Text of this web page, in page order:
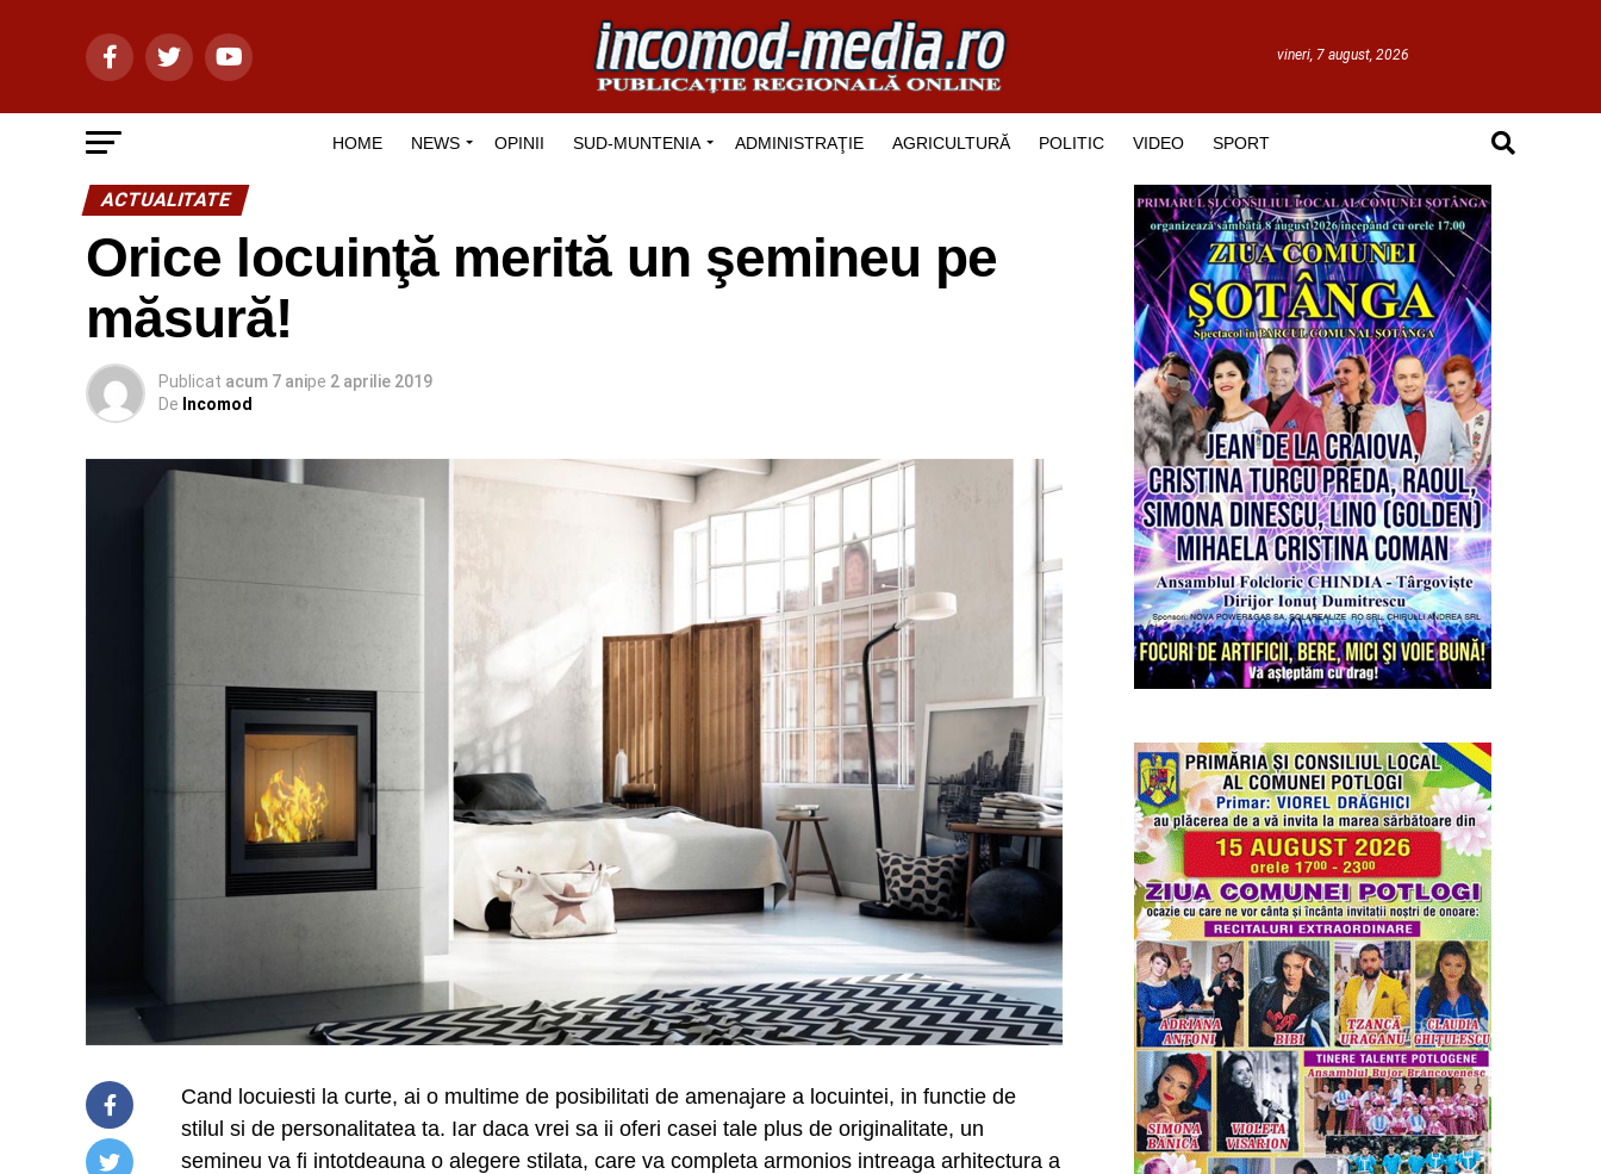
vineri, 7 august, 2026
HOME NEWS OPINII SUD-MUNTENIA ADMINISTRAŢIE AGRICULTURĂ POLITIC VIDEO SPORT
ACTUALITATE
Orice locuinţă merită un şemineu pe
măsură!
Publicat acum 7 anipe 2 aprilie 2019
De Incomod
Cand locuiesti la curte, ai o multime de posibilitati de amenajare a locuintei, in functie de
stilul si de personalitatea ta. Iar daca vrei sa ii oferi casei tale plus de originalitate, un
semineu va fi intotdeauna o alegere stilata, care va completa armonios intreaga arhitectura a